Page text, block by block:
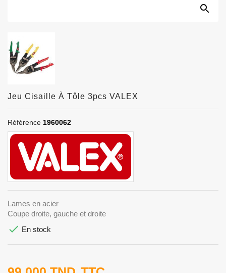
search
Jeu Cisaille À Tôle 3pcs VALEX
Référence 1960062
Lames en acier
Coupe droite, gauche et droite
 En stock